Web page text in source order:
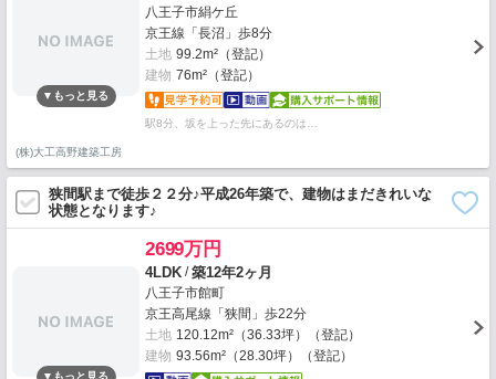
八王子市絹ケ丘
京王線「長沼」歩8分
土地 99.2m²（登記）
建物 76m²（登記）
駅8分、坂を上った先にあるのは…
(株)大工高野建築工房
狭間駅まで徒歩２２分♪平成26年築で、建物はまだきれいな
状態となります♪
2699万円
4LDK /築12年2ヶ月
八王子市館町
京王高尾線「狭間」歩22分
土地 120.12m²（36.33坪）（登記）
建物 93.56m²（28.30坪）（登記）